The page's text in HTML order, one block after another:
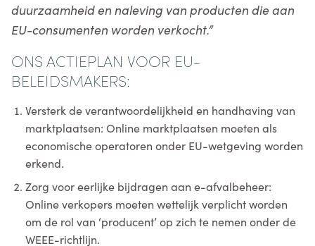
duurzaamheid en naleving van producten die aan
EU-consumenten worden verkocht.”
ONS ACTIEPLAN VOOR EU-
BELEIDSMAKERS:
Versterk de verantwoordelijkheid en handhaving van
marktplaatsen: Online marktplaatsen moeten als
economische operatoren onder EU-wetgeving worden
erkend.
Zorg voor eerlijke bijdragen aan e-afvalbeheer:
Online verkopers moeten wettelijk verplicht worden
om de rol van ‘producent’ op zich te nemen onder de
WEEE-richtlijn.